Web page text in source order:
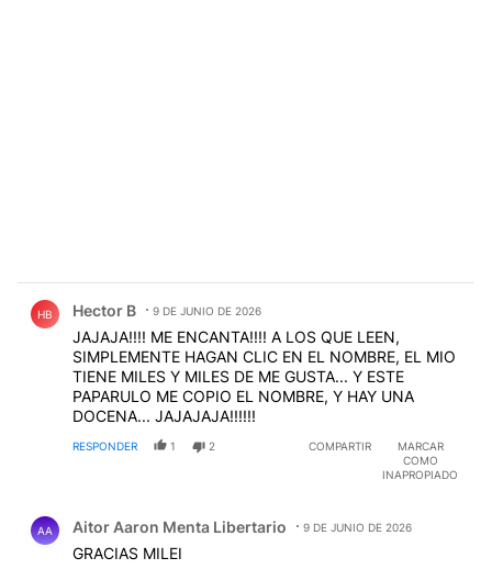
HB Hector B 9 DE JUNIO DE 2026
JAJAJA!!!! ME ENCANTA!!!! A LOS QUE LEEN,
SIMPLEMENTE HAGAN CLIC EN EL NOMBRE, EL MIO
TIENE MILES Y MILES DE ME GUSTA... Y ESTE
PAPARULO ME COPIO EL NOMBRE, Y HAY UNA
DOCENA... JAJAJAJA!!!!!!
RESPONDER 1 2 COMPARTIR
MARCAR
COMO
INAPROPIADO
AA Aitor Aaron Menta Libertario 9 DE JUNIO DE 2026
GRACIAS MILEI